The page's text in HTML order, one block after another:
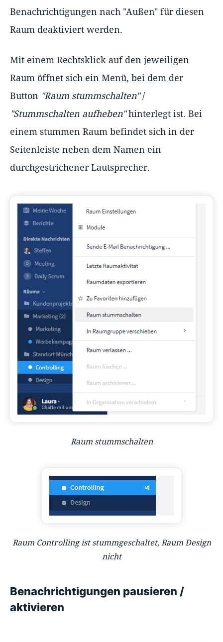
Benachrichtigungen nach "Außen" für diesen
Raum deaktiviert werden.
Mit einem Rechtsklick auf den jeweiligen
Raum öffnet sich ein Menü, bei dem der
Button "Raum stummschalten"/
"Stummschalten aufheben"hinterlegt ist. Bei
einem stummen Raum befindet sich in der
Seitenleiste neben dem Namen ein
durchgestrichener Lautsprecher.
Raum stummschalten
Raum Controlling ist stummgeschaltet, Raum Design
nicht
Benachrichtigungen pausieren /
aktivieren